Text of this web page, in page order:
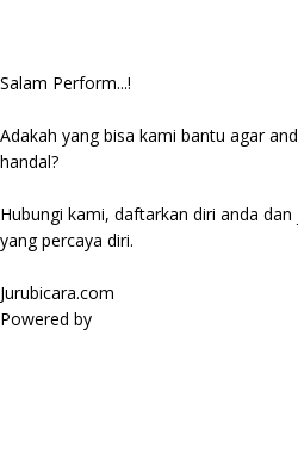
Salam Perform...!
Adakah yang bisa kami bantu agar
handal?
Hubungi kami, daftarkan diri anda
yang percaya diri.
Jurubicara.com
Powered by